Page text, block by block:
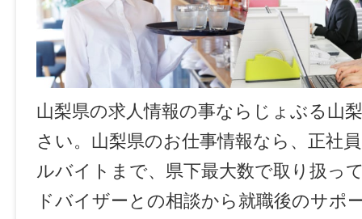
山梨県の求人情報の事ならじょぶる山
さい。山梨県のお仕事情報なら、正社
ルバイトまで、県下最大数で取り扱っ
ドバイザーとの相談から就職後のサポ